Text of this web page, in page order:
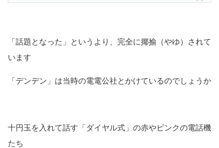
「話題となった」というより、完全に揶揄 （やゆ）
されて
います
「デンデン」は当時の電電公社とかけているのでしょうか
十円玉を入れて話す「ダイヤル式」の赤やピンクの電話機
たち